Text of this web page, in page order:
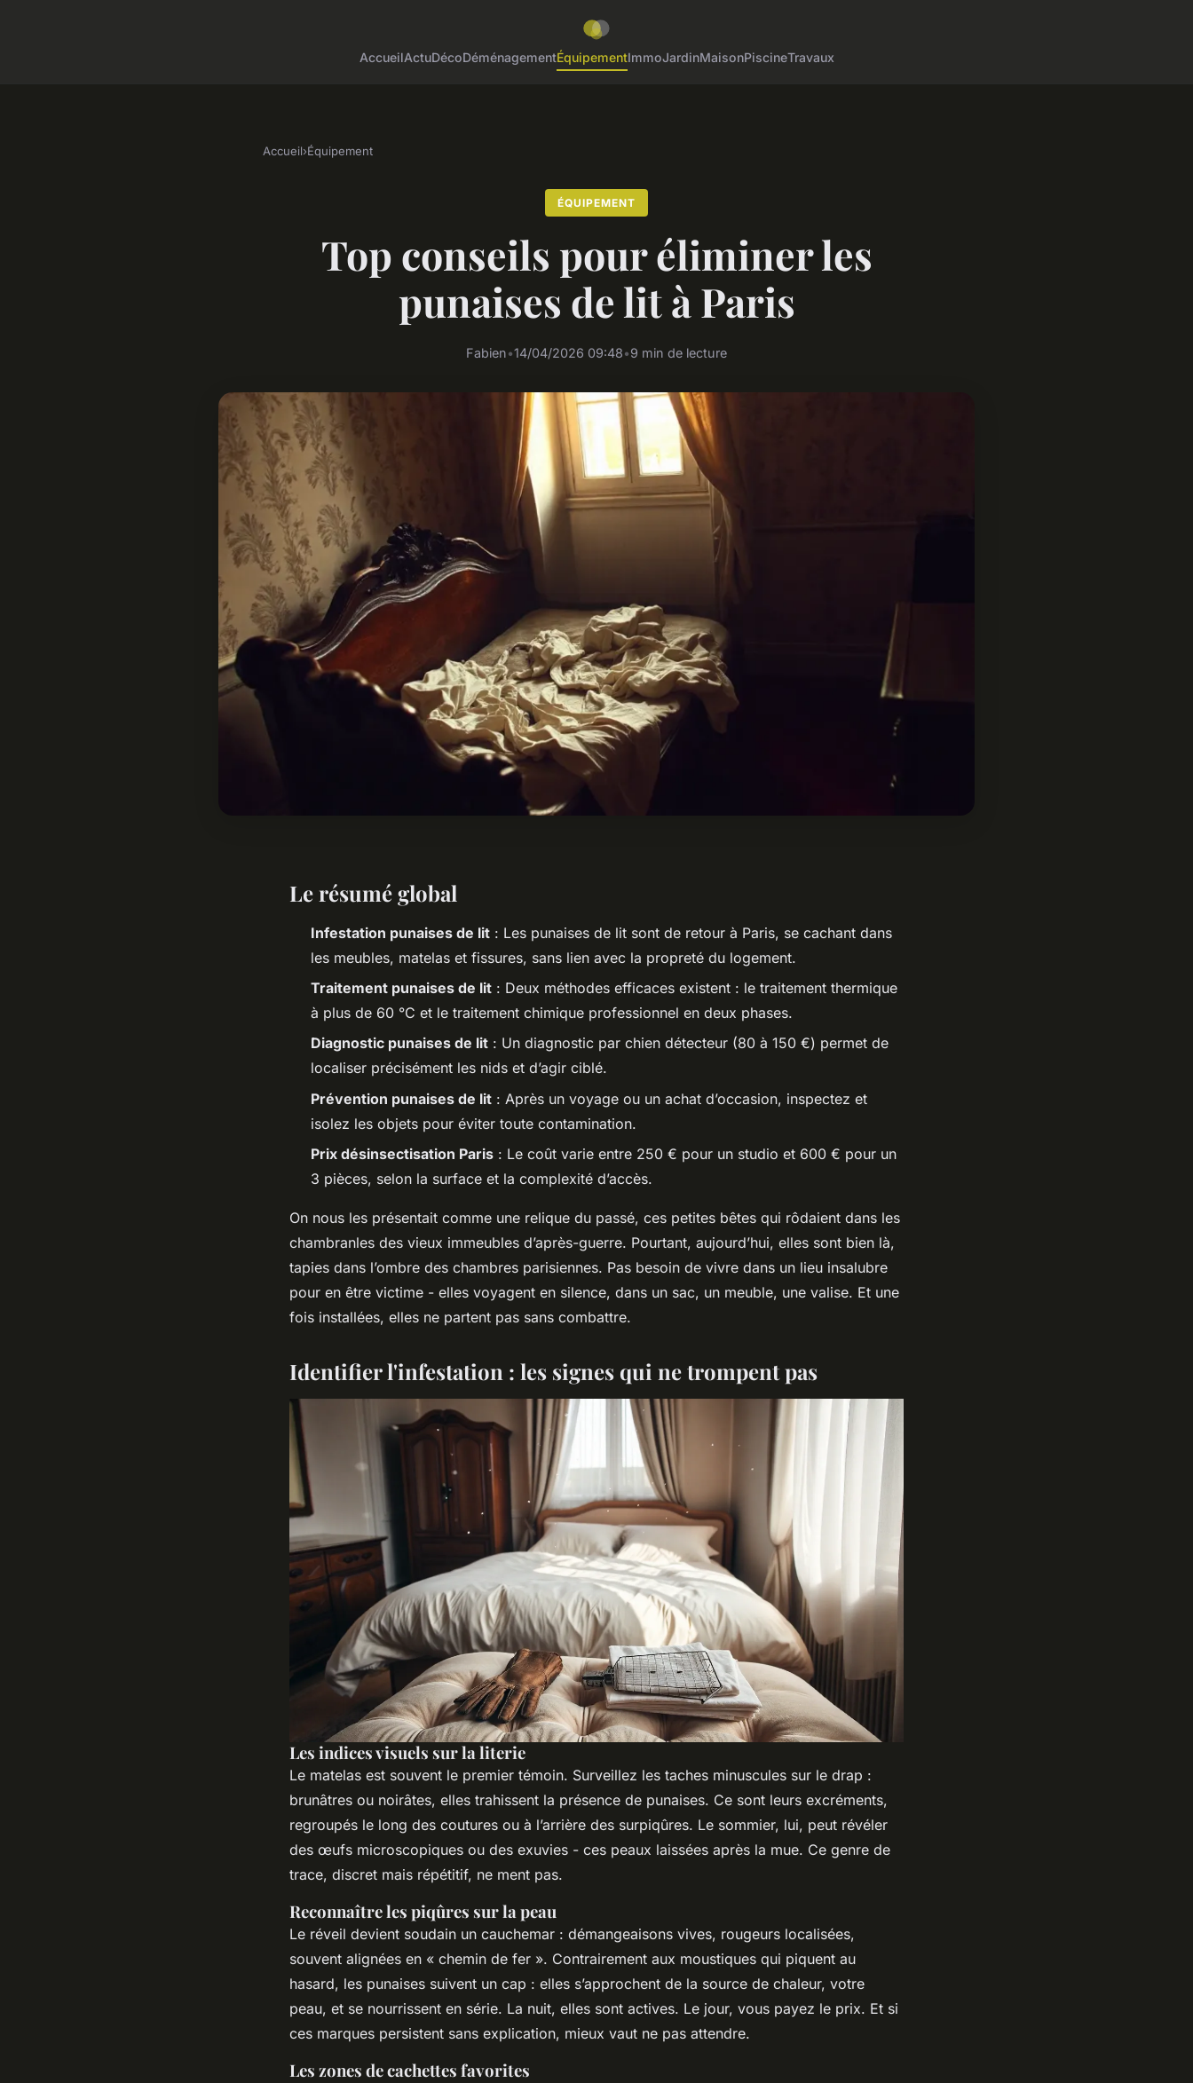
AccueilActuDécoDéménagementÉquipementImmoJardinMaisonPiscineTravaux
Accueil›Équipement
ÉQUIPEMENT
Top conseils pour éliminer les
punaises de lit à Paris
Fabien•14/04/2026 09:48•9 min de lecture
Le résumé global
Infestation punaises de lit : Les punaises de lit sont de retour à Paris, se cachant dans
les meubles, matelas et fissures, sans lien avec la propreté du logement.
Traitement punaises de lit : Deux méthodes efficaces existent : le traitement thermique
à plus de 60 °C et le traitement chimique professionnel en deux phases.
Diagnostic punaises de lit : Un diagnostic par chien détecteur (80 à 150 €) permet de
localiser précisément les nids et d’agir ciblé.
Prévention punaises de lit : Après un voyage ou un achat d’occasion, inspectez et
isolez les objets pour éviter toute contamination.
Prix désinsectisation Paris : Le coût varie entre 250 € pour un studio et 600 € pour un
3 pièces, selon la surface et la complexité d’accès.
On nous les présentait comme une relique du passé, ces petites bêtes qui rôdaient dans les
chambranles des vieux immeubles d’après-guerre. Pourtant, aujourd’hui, elles sont bien là,
tapies dans l’ombre des chambres parisiennes. Pas besoin de vivre dans un lieu insalubre
pour en être victime - elles voyagent en silence, dans un sac, un meuble, une valise. Et une
fois installées, elles ne partent pas sans combattre.
Identifier l'infestation : les signes qui ne trompent pas
Les indices visuels sur la literie
Le matelas est souvent le premier témoin. Surveillez les taches minuscules sur le drap :
brunâtres ou noirâtes, elles trahissent la présence de punaises. Ce sont leurs excréments,
regroupés le long des coutures ou à l’arrière des surpiqûres. Le sommier, lui, peut révéler
des œufs microscopiques ou des exuvies - ces peaux laissées après la mue. Ce genre de
trace, discret mais répétitif, ne ment pas.
Reconnaître les piqûres sur la peau
Le réveil devient soudain un cauchemar : démangeaisons vives, rougeurs localisées,
souvent alignées en « chemin de fer ». Contrairement aux moustiques qui piquent au
hasard, les punaises suivent un cap : elles s’approchent de la source de chaleur, votre
peau, et se nourrissent en série. La nuit, elles sont actives. Le jour, vous payez le prix. Et si
ces marques persistent sans explication, mieux vaut ne pas attendre.
Les zones de cachettes favorites